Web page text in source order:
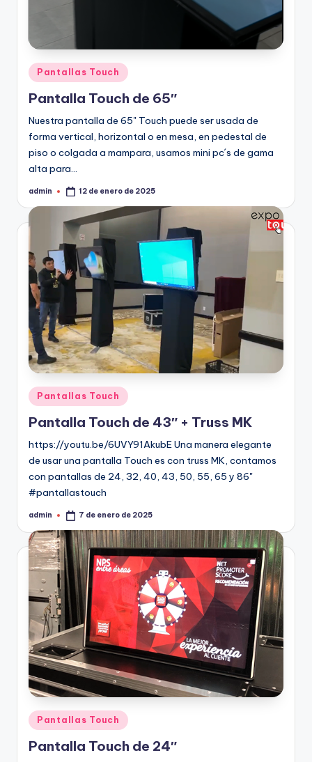
Pantallas Touch
Pantalla Touch de 65″
Nuestra pantalla de 65" Touch puede ser usada de
forma vertical, horizontal o en mesa, en pedestal de
piso o colgada a mampara, usamos mini pc´s de gama
alta para…
admin 12 de enero de 2025
Pantallas Touch
Pantalla Touch de 43″ + Truss MK
https://youtu.be/6UVY91AkubE Una manera elegante
de usar una pantalla Touch es con truss MK, contamos
con pantallas de 24, 32, 40, 43, 50, 55, 65 y 86"
#pantallastouch
admin 7 de enero de 2025
Pantallas Touch
Pantalla Touch de 24″